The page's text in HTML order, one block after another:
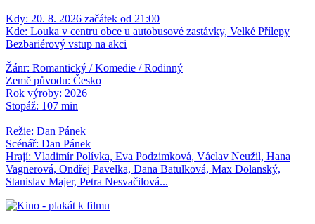
Kdy: 20. 8. 2026 začátek od 21:00
Kde: Louka v centru obce u autobusové zastávky, Velké Přílepy
Bezbariérový vstup na akci
Žánr: Romantický / Komedie / Rodinný
Země původu: Česko
Rok výroby: 2026
Stopáž: 107 min
Režie: Dan Pánek
Scénář: Dan Pánek
Hrají: Vladimír Polívka, Eva Podzimková, Václav Neužil, Hana
Vagnerová, Ondřej Pavelka, Dana Batulková, Max Dolanský,
Stanislav Majer, Petra Nesvačilová...